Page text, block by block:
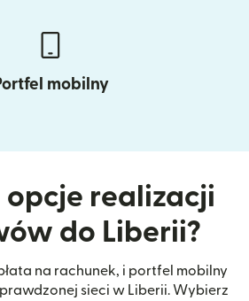
mobilny
opcje realizacji
do Liberii?
na rachunek, i portfel mobilny
sieci w Liberii. Wybierz